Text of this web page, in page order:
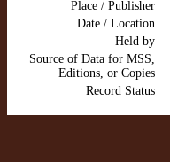
Place / Publisher
Date / Location
Held by
Source of Data for MSS,
Editions, or Copies
Record Status